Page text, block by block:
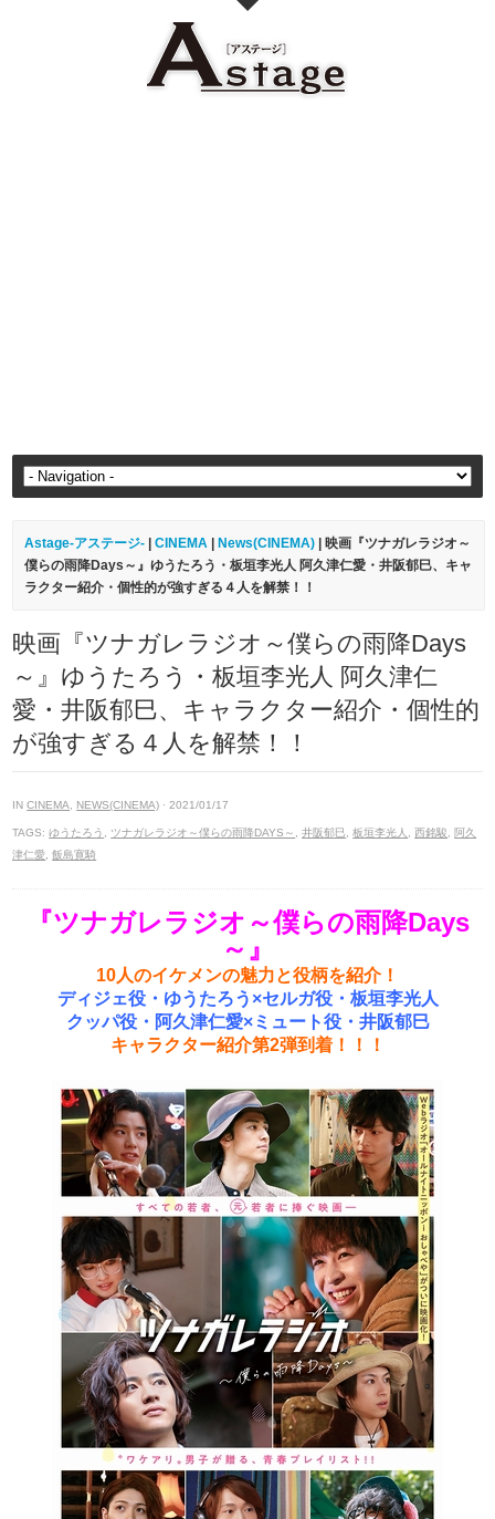
Astage-アステージ- |CINEMA News(CINEMA) | 映画『ツナガレラジオ～
僕らの雨降Days～』ゆうたろう・板垣李光人 阿久津仁愛・井阪郁巳、キャ
ラクター紹介・個性的が強すぎる４人を解禁！！
映画『ツナガレラジオ～僕らの雨降Days
～』ゆうたろう・板垣李光人 阿久津仁
愛・井阪郁巳、キャラクター紹介・個性的
が強すぎる４人を解禁！！
INCINEMA NEWS(CINEMA) · 2021/01/17
TAGS:ゆうたろう ツナガレラジオ～僕らの雨降DAYS～ ,井阪郁巳 ,板垣李光人 ,西銘駿
阿久
津仁愛 ,飯島寛騎
『ツナガレラジオ～僕らの雨降Days
～』
10人のイケメンの魅力と役柄を紹介！
ディジェ役・ゆうたろう×セルガ役・板垣李光人
クッパ役・阿久津仁愛×ミュート役・井阪郁巳
キャラクター紹介第2弾到着！！！